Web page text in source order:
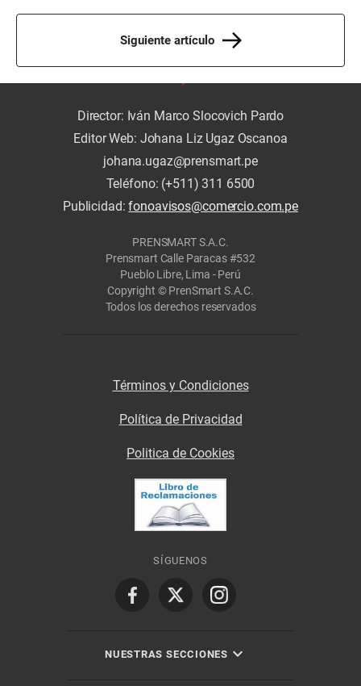
Siguiente artículo
Director: Iván Marco Slocovich Pardo
Editor Web: Johana Liz Ugaz Oscanoa
johana.ugaz@prensmart.pe
Teléfono: (+511) 311 6500
Publicidad:fonoavisos@comercio.com.pe
PRENSMART S.A.C.
Prensmart Calle Paracas #532
Pueblo Libre, Lima - Perú
Copyright © PrenSmart S.A.C.
Todos los derechos reservados
Términos y Condiciones
Política de Privacidad
Politica de Cookies
SÍGUENOS
NUESTRAS SECCIONES